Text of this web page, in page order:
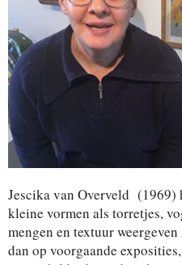
Jescika van Overveld (1969)
kleine vormen als torretjes,
mengen en textuur
dan op voorgaande